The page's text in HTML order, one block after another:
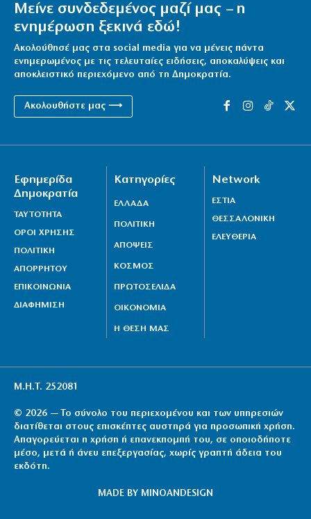
Μείνε συνδεδεμένος μαζί μας – η
ενημέρωση ξεκινά εδώ!
Ακολούθησέ μας στα social media για να μένεις πάντα
ενημερωμένος με τις τελευταίες ειδήσεις, αποκαλύψεις και
αποκλειστικό περιεχόμενο από τη Δημοκρατία.
Ακολουθήστε μας ⟶
Εφημερίδα
Δημοκρατία
ΤΑΥΤΟΤΗΤΑ
ΟΡΟΙ ΧΡΗΣΗΣ
ΠΟΛΙΤΙΚΗ
ΑΠΟΡΡΗΤΟΥ
ΕΠΙΚΟΙΝΩΝΙΑ
ΔΙΑΦΗΜΙΣΗ
Κατηγορίες
ΕΛΛΑΔΑ
ΠΟΛΙΤΙΚΗ
ΑΠΟΨΕΙΣ
ΚΟΣΜΟΣ
ΠΡΩΤΟΣΕΛΙΔΑ
ΟΙΚΟΝΟΜΙΑ
Η ΘΕΣΗ ΜΑΣ
Network
ΕΣΤΙΑ
ΘΕΣΣΑΛΟΝΙΚΗ
ΕΛΕΥΘΕΡΙΑ
Μ.Η.Τ. 252081
© 2026 — Το σύνολο του περιεχομένου και των υπηρεσιών
διατίθεται στους επισκέπτες αυστηρά για προσωπική χρήση.
Απαγορεύεται η χρήση ή επανεκπομπή του, σε οποιοδήποτε
μέσο, μετά ή άνευ επεξεργασίας, χωρίς γραπτή άδεια του
εκδότη.
MADE BY MINOANDESIGN